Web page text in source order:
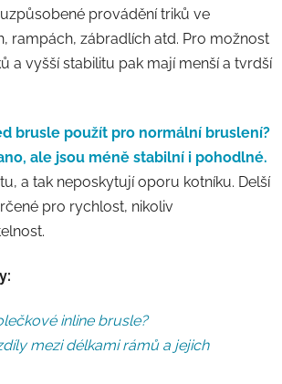
provádění triků ve
rampách, zábradlích atd. Pro možnost
a vyšší stabilitu pak mají menší a tvrdší
brusle použít pro normální bruslení?
ale jsou méně stabilní i pohodlné.
a tak neposkytují oporu kotníku. Delší
pro rychlost, nikoliv
inline brusle?
mezi délkami rámů a jejich